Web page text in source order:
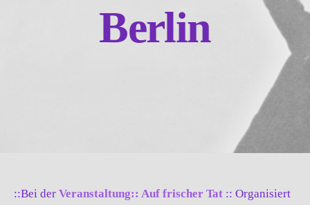
Berlin
::Bei der Veranstaltung:: Auf frischer Tat :: Organisiert